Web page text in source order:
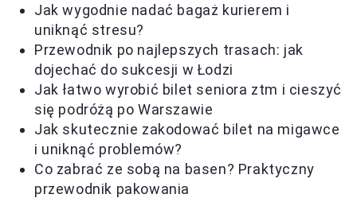
Jak wygodnie nadać bagaż kurierem i
uniknąć stresu?
Przewodnik po najlepszych trasach: jak
dojechać do sukcesji w Łodzi
Jak łatwo wyrobić bilet seniora ztm i cieszyć
się podróżą po Warszawie
Jak skutecznie zakodować bilet na migawce
i uniknąć problemów?
Co zabrać ze sobą na basen? Praktyczny
przewodnik pakowania